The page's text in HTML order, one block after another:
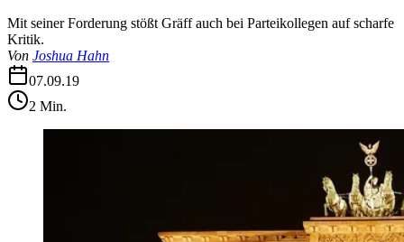
Mit seiner Forderung stößt Gräff auch bei Parteikollegen auf scharfe
Kritik.
Von Joshua Hahn
07.09.19
2 Min.